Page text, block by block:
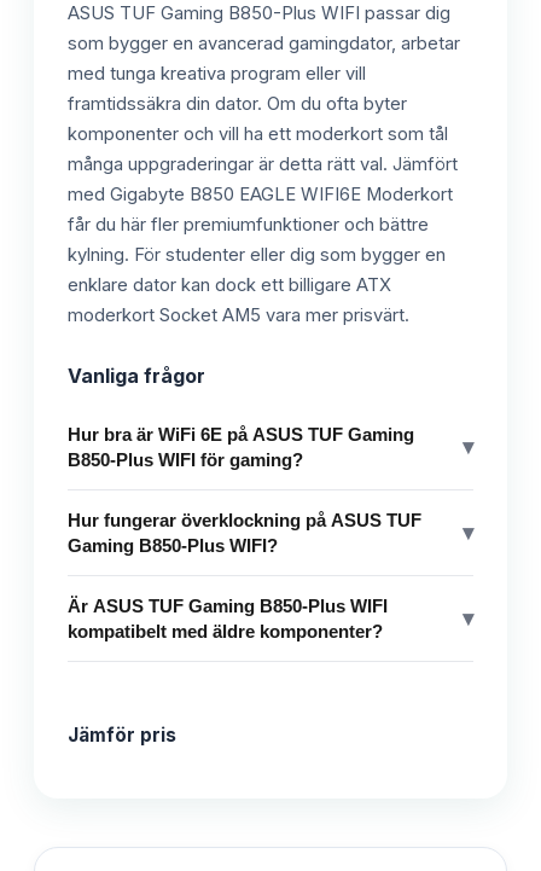
ASUS TUF Gaming B850-Plus WIFI passar dig
som bygger en avancerad gamingdator, arbetar
med tunga kreativa program eller vill
framtidssäkra din dator. Om du ofta byter
komponenter och vill ha ett moderkort som tål
många uppgraderingar är detta rätt val. Jämfört
med Gigabyte B850 EAGLE WIFI6E Moderkort
får du här fler premiumfunktioner och bättre
kylning. För studenter eller dig som bygger en
enklare dator kan dock ett billigare ATX
moderkort Socket AM5 vara mer prisvärt.
Vanliga frågor
Hur bra är WiFi 6E på ASUS TUF Gaming
B850-Plus WIFI för gaming?
▾
Hur fungerar överklockning på ASUS TUF
Gaming B850-Plus WIFI?
▾
Är ASUS TUF Gaming B850-Plus WIFI
kompatibelt med äldre komponenter?
▾
Jämför pris